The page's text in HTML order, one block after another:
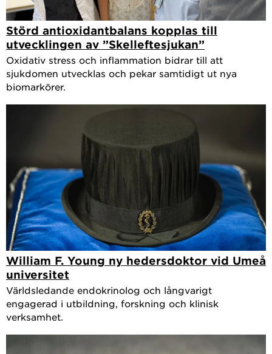
Störd antioxidantbalans kopplas till
utvecklingen av ”Skelleftesjukan”
Oxidativ stress och inflammation bidrar till att
sjukdomen utvecklas och pekar samtidigt ut nya
biomarkörer.
William F. Young ny hedersdoktor vid Umeå
universitet
Världsledande endokrinolog och långvarigt
engagerad i utbildning, forskning och klinisk
verksamhet.